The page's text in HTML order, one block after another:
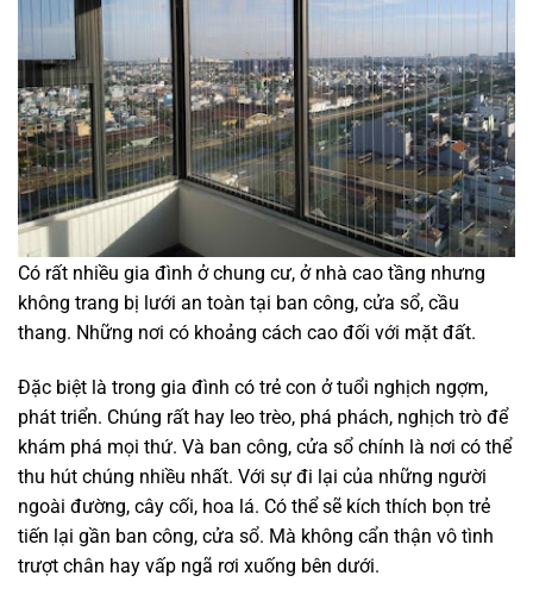
Có rất nhiều gia đình ở chung cư, ở nhà cao tầng nhưng
không trang bị lưới an toàn tại ban công, cửa sổ, cầu
thang. Những nơi có khoảng cách cao đối với mặt đất.
Đặc biệt là trong gia đình có trẻ con ở tuổi nghịch ngợm,
phát triển. Chúng rất hay leo trèo, phá phách, nghịch trò để
khám phá mọi thứ. Và ban công, cửa sổ chính là nơi có thể
thu hút chúng nhiều nhất. Với sự đi lại của những người
ngoài đường, cây cối, hoa lá. Có thể sẽ kích thích bọn trẻ
tiến lại gần ban công, cửa sổ. Mà không cẩn thận vô tình
trượt chân hay vấp ngã rơi xuống bên dưới.